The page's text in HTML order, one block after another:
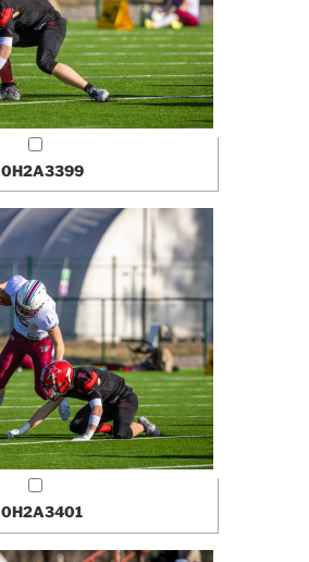
0H2A3399
0H2A3401